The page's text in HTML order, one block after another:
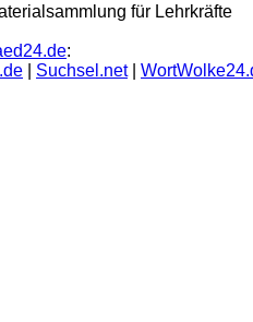
für Lehrkräfte
:
Suchsel.net|